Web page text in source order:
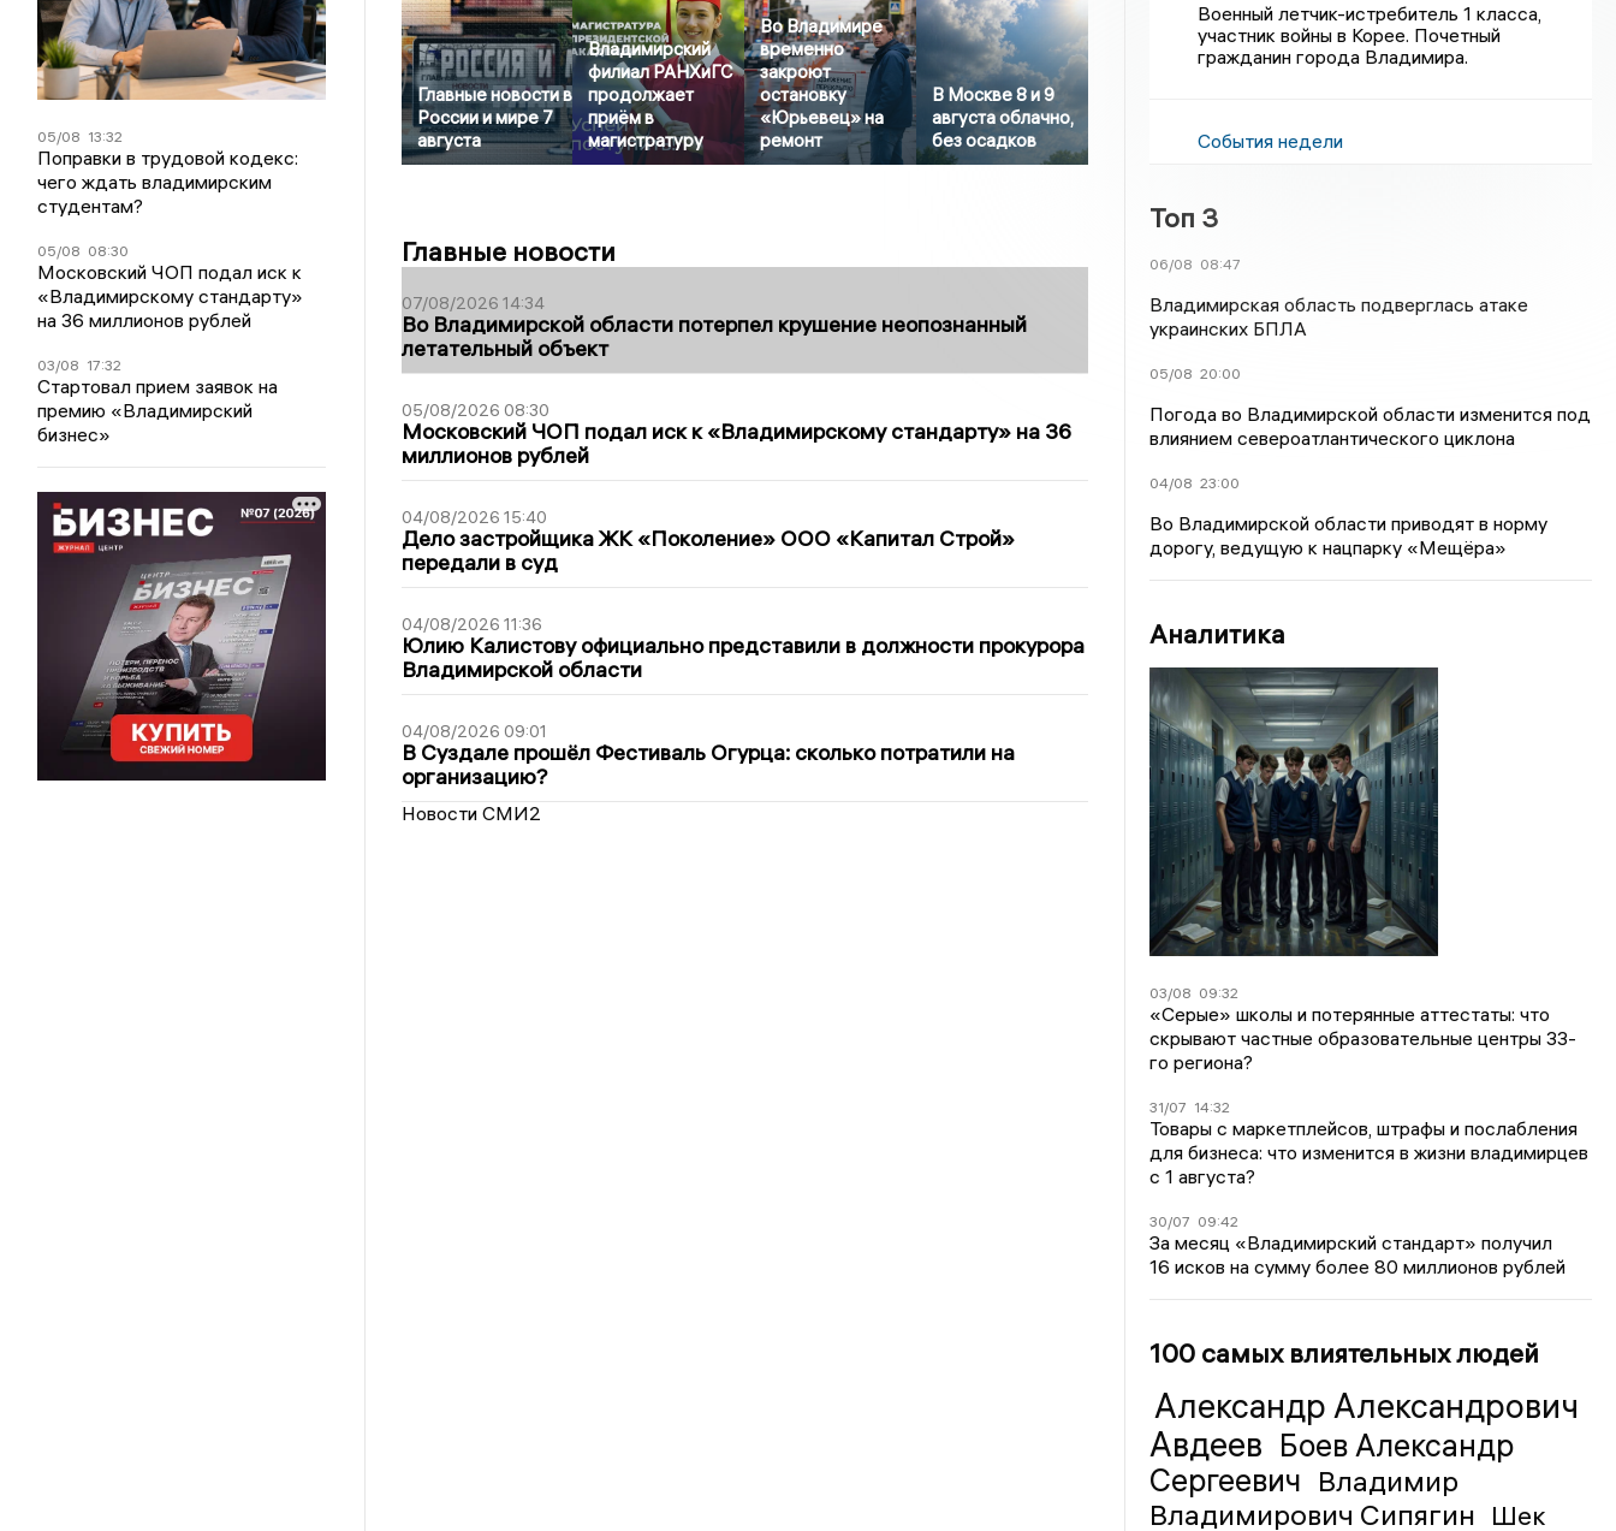
05/08 13:32
Поправки в трудовой кодекс:
чего ждать владимирским
студентам?
05/08 08:30
Московский ЧОП подал иск к
«Владимирскому стандарту»
на 36 миллионов рублей
03/08 17:32
Стартовал прием заявок на
премию «Владимирский
бизнес»
Главные новости в
России и мире 7
августа
Владимирский
филиал РАНХиГС
продолжает
приём в
магистратуру
Во Владимире
временно
закроют
остановку
«Юрьевец» на
ремонт
В Москве 8 и 9
августа облачно,
без осадков
Главные новости
07/08/2026 14:34
Во Владимирской области потерпел крушение неопознанный
летательный объект
05/08/2026 08:30
Московский ЧОП подал иск к «Владимирскому стандарту» на 36
миллионов рублей
04/08/2026 15:40
Дело застройщика ЖК «Поколение» ООО «Капитал Строй»
передали в суд
04/08/2026 11:36
Юлию Калистову официально представили в должности прокурора
Владимирской области
04/08/2026 09:01
В Суздале прошёл Фестиваль Огурца: сколько потратили на
организацию?
Новости СМИ2
Военный летчик-истребитель 1 класса,
участник войны в Корее. Почетный
гражданин города Владимира.
События недели
Топ 3
06/08 08:47
Владимирская область подверглась атаке
украинских БПЛА
05/08 20:00
Погода во Владимирской области изменится под
влиянием североатлантического циклона
04/08 23:00
Во Владимирской области приводят в норму
дорогу, ведущую к нацпарку «Мещёра»
Аналитика
03/08 09:32
«Серые» школы и потерянные аттестаты: что
скрывают частные образовательные центры 33-
го региона?
31/07 14:32
Товары с маркетплейсов, штрафы и послабления
для бизнеса: что изменится в жизни владимирцев
с 1 августа?
30/07 09:42
За месяц «Владимирский стандарт» получил
16 исков на сумму более 80 миллионов рублей
100 самых влиятельных людей
Александр Александрович
Авдеев Боев Александр
Сергеевич Владимир
Владимирович Сипягин Шек